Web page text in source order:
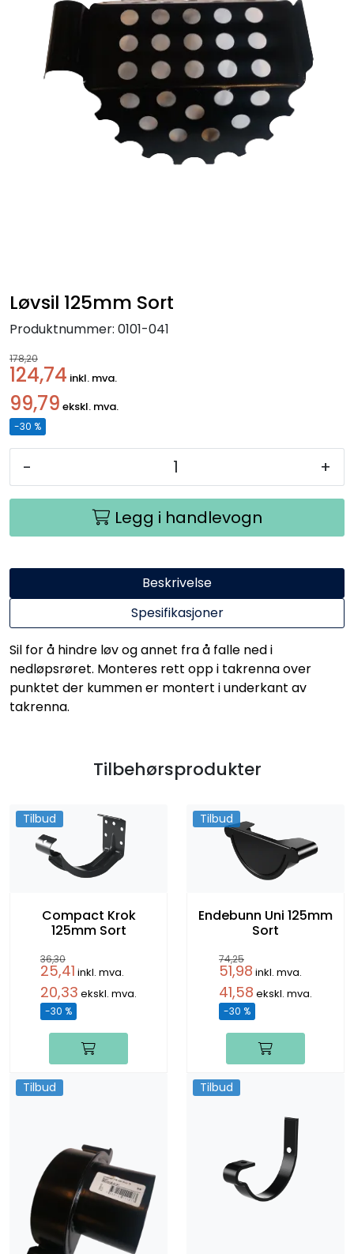
Løvsil 125mm Sort
Produktnummer: 0101-041
178,20
124,74 inkl. mva.
99,79 ekskl. mva.
-30 %
- +
Legg i handlevogn
Beskrivelse
Spesifikasjoner
Sil for å hindre løv og annet fra å falle ned i
nedløpsrøret. Monteres rett opp i takrenna over
punktet der kummen er montert i underkant av
takrenna.
Tilbehørsprodukter
Tilbud
Compact Krok
125mm Sort
36,30
25,41 inkl. mva.
20,33 ekskl. mva.
-30 %
Tilbud
Endebunn Uni 125mm
Sort
74,25
51,98 inkl. mva.
41,58 ekskl. mva.
-30 %
Tilbud Tilbud
Handle her!
Kunngjøringer!